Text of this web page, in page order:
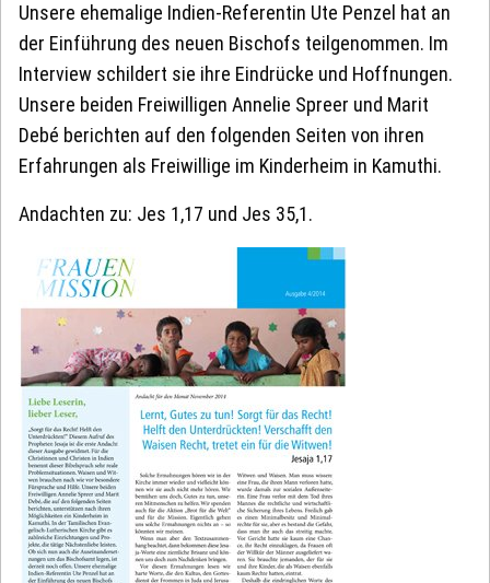
Unsere ehemalige Indien-Referentin Ute Penzel hat an
der Einführung des neuen Bischofs teilgenommen. Im
Interview schildert sie ihre Eindrücke und Hoffnungen.
Unsere beiden Freiwilligen Annelie Spreer und Marit
Debé berichten auf den folgenden Seiten von ihren
Erfahrungen als Freiwillige im Kinderheim in Kamuthi.
Andachten zu: Jes 1,17 und Jes 35,1.